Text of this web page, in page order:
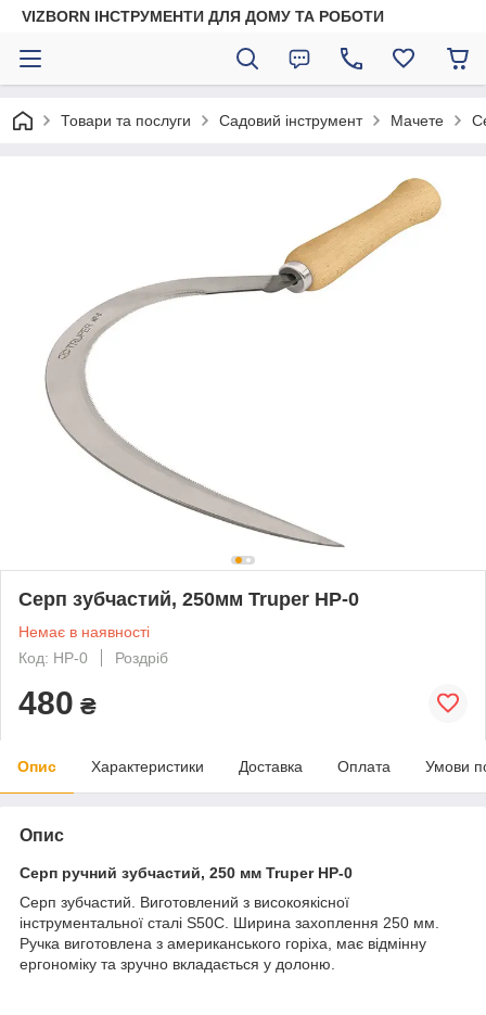
VIZBORN ІНСТРУМЕНТИ ДЛЯ ДОМУ ТА РОБОТИ
Товари та послуги Садовий інструмент Мачете
Серп зубчастий, 250мм Truper HP-0
Немає в наявності
Код: HP-0
Роздріб
480 ₴
Опис Характеристики Доставка Оплата Умови
Опис
Серп ручний зубчастий, 250 мм Truper HP-0
Серп зубчастий. Виготовлений з високоякісної
інструментальної сталі S50C. Ширина захоплення 250 мм.
Ручка виготовлена з американського горіха, має відмінну
ергономіку та зручно вкладається у долоню.